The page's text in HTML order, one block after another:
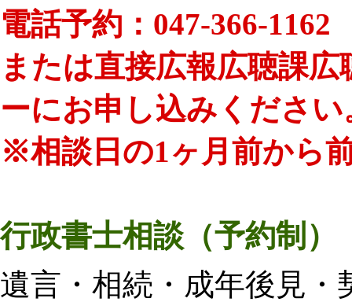
電話予約： 047-366-1162
または直接広報広聴課
ーにお申し込みください
※相談日の1ヶ月前から
行政書士相談（予約制）
遺言・相続・成年後見・